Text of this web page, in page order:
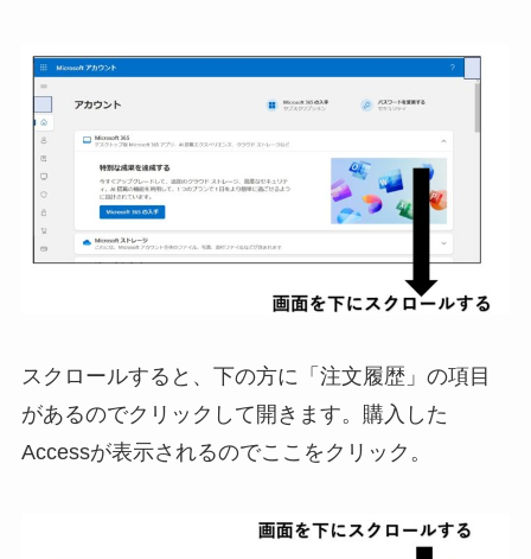
スクロールすると、下の方に「注文履歴」の項目
があるのでクリックして開きます。購入した
Accessが表示されるのでここをクリック。